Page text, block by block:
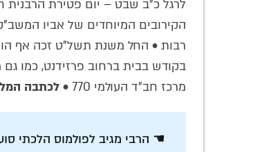
לרגל כ"ב שבט – יום פטירת
הקירובים המיוחדים של אביו
רבות • החל משנת תשל"ט זכה אף
בקודש בבית ברחוב פרזידנט, כמו
מרכז חב"ד העולמי 770 •
לכתבה
☚ הרבי מגיב לפולמוס הלכתי
חב"ד ליאדי
נשכחת של הרבי •
צפו